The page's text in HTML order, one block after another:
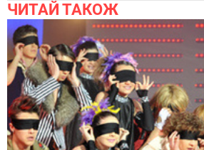
ЧИТАЙ ТАКОЖ